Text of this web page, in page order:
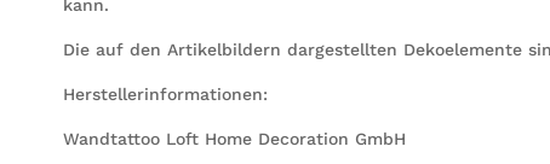
kann.
Die auf den Artikelbildern dargestellten Dekoelemente
Herstellerinformationen:
Wandtattoo Loft Home Decoration GmbH